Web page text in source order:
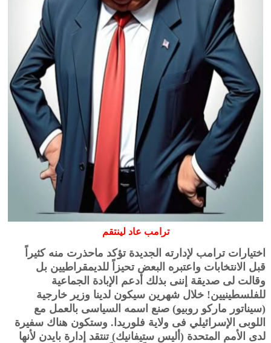
ترامب عاد لينتقم
اختيارات ترامب لإدارته الجديدة تؤكد ماحذرت منه كثيراً
قبل الانتخابات واعتبره البعض تحيزاً للديمقراطيين بل
وقالت لى صديقة إننى بذلك أدعم الإبادة الجماعية
للفلسطينيين! خلال شهرين سيكون لدينا وزير خارجية
(سيناتور ماركو روبيو) صنع اسمه السياسى بالعمل مع
اللوبى الإسرائيلي فى ولاية فلوريدا. وستكون هناك سفيرة
لدى الأمم المتحدة (أليس ستيفانيك) تنتقد إدارة بايدن لأنها